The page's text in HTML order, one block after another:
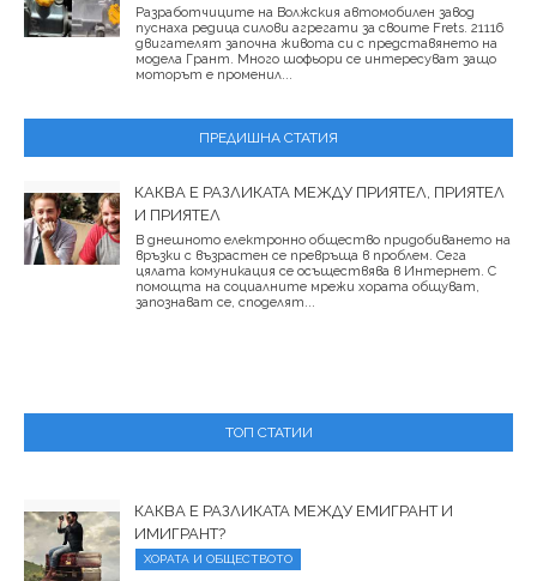
Разработчиците на Волжския автомобилен завод
пуснаха редица силови агрегати за своите Frets. 21116
двигателят започна живота си с представянето на
модела Грант. Много шофьори се интересуват защо
моторът е променил...
ПРЕДИШНА СТАТИЯ
КАКВА Е РАЗЛИКАТА МЕЖДУ ПРИЯТЕЛ, ПРИЯТЕЛ
И ПРИЯТЕЛ
В днешното електронно общество придобиването на
връзки с възрастен се превръща в проблем. Сега
цялата комуникация се осъществява в Интернет. С
помощта на социалните мрежи хората общуват,
запознават се, споделят...
ТОП СТАТИИ
КАКВА Е РАЗЛИКАТА МЕЖДУ ЕМИГРАНТ И
ИМИГРАНТ?
ХОРАТА И ОБЩЕСТВОТО